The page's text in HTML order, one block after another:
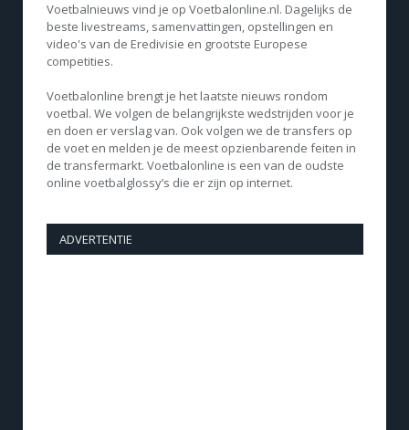
Voetbalnieuws vind je op Voetbalonline.nl. Dagelijks de
beste livestreams, samenvattingen, opstellingen en
video's van de Eredivisie en grootste Europese
competities.
Voetbalonline brengt je het laatste nieuws rondom
voetbal. We volgen de belangrijkste wedstrijden voor je
en doen er verslag van. Ook volgen we de transfers op
de voet en melden je de meest opzienbarende feiten in
de transfermarkt. Voetbalonline is een van de oudste
online voetbalglossy’s die er zijn op internet.
ADVERTENTIE